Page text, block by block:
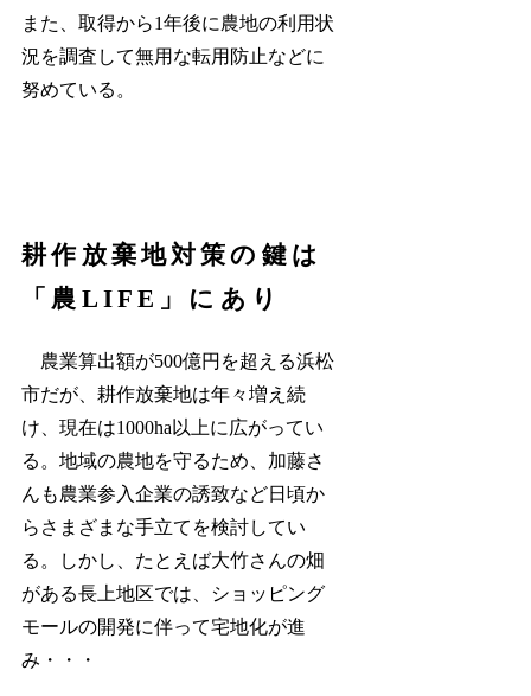
また、取得から1年後に農地の利用状
況を調査して無用な転用防止などに
努めている。
耕作放棄地対策の鍵は
「農LIFE」にあり
農業算出額が500億円を超える浜松
市だが、耕作放棄地は年々増え続
け、現在は1000ha以上に広がってい
る。地域の農地を守るため、加藤さ
んも農業参入企業の誘致など日頃か
らさまざまな手立てを検討してい
る。しかし、たとえば大竹さんの畑
がある長上地区では、ショッピング
モールの開発に伴って宅地化が進
み・・・